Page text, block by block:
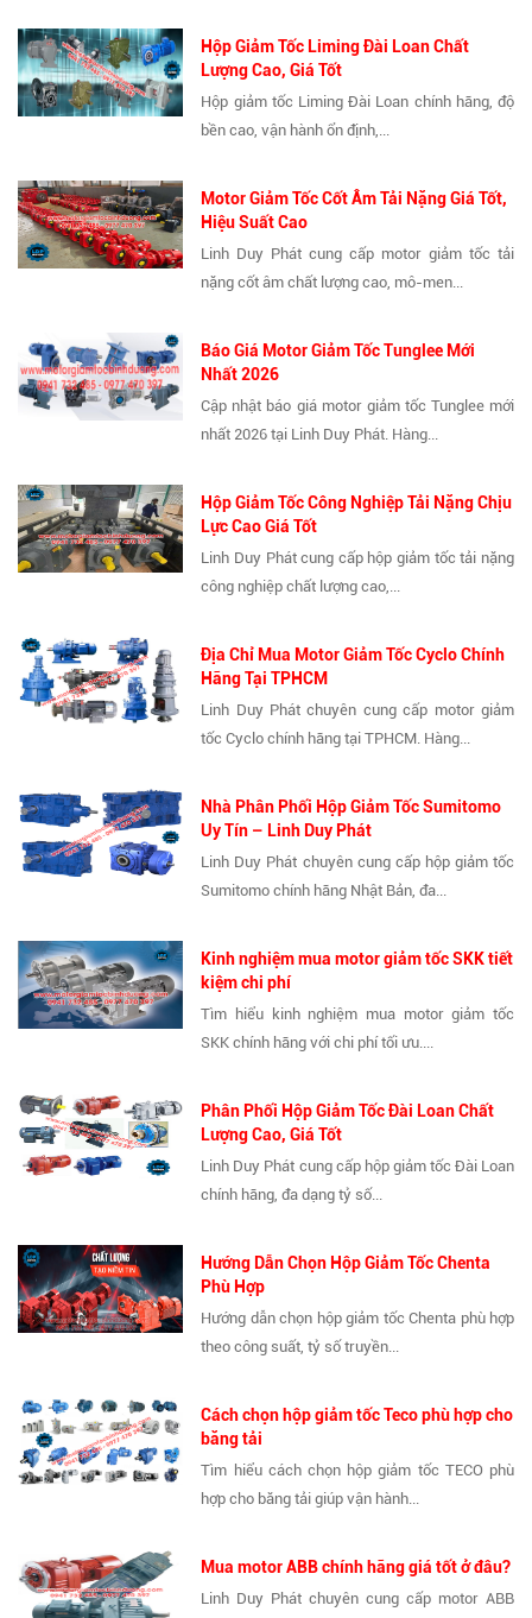
Hộp Giảm Tốc Liming Đài Loan Chất
Lượng Cao, Giá Tốt
Hộp giảm tốc Liming Đài Loan chính hãng, độ
bền cao, vận hành ổn định,...
Motor Giảm Tốc Cốt Âm Tải Nặng Giá Tốt,
Hiệu Suất Cao
Linh Duy Phát cung cấp motor giảm tốc tải
nặng cốt âm chất lượng cao, mô-men...
Báo Giá Motor Giảm Tốc Tunglee Mới
Nhất 2026
Cập nhật báo giá motor giảm tốc Tunglee mới
nhất 2026 tại Linh Duy Phát. Hàng...
Hộp Giảm Tốc Công Nghiệp Tải Nặng Chịu
Lực Cao Giá Tốt
Linh Duy Phát cung cấp hộp giảm tốc tải nặng
công nghiệp chất lượng cao,...
Địa Chỉ Mua Motor Giảm Tốc Cyclo Chính
Hãng Tại TPHCM
Linh Duy Phát chuyên cung cấp motor giảm
tốc Cyclo chính hãng tại TPHCM. Hàng...
Nhà Phân Phối Hộp Giảm Tốc Sumitomo
Uy Tín – Linh Duy Phát
Linh Duy Phát chuyên cung cấp hộp giảm tốc
Sumitomo chính hãng Nhật Bản, đa...
Kinh nghiệm mua motor giảm tốc SKK tiết
kiệm chi phí
Tìm hiểu kinh nghiệm mua motor giảm tốc
SKK chính hãng với chi phí tối ưu....
Phân Phối Hộp Giảm Tốc Đài Loan Chất
Lượng Cao, Giá Tốt
Linh Duy Phát cung cấp hộp giảm tốc Đài Loan
chính hãng, đa dạng tỷ số...
Hướng Dẫn Chọn Hộp Giảm Tốc Chenta
Phù Hợp
Hướng dẫn chọn hộp giảm tốc Chenta phù hợp
theo công suất, tỷ số truyền...
Cách chọn hộp giảm tốc Teco phù hợp cho
băng tải
Tìm hiểu cách chọn hộp giảm tốc TECO phù
hợp cho băng tải giúp vận hành...
Mua motor ABB chính hãng giá tốt ở đâu?
Linh Duy Phát chuyên cung cấp motor ABB